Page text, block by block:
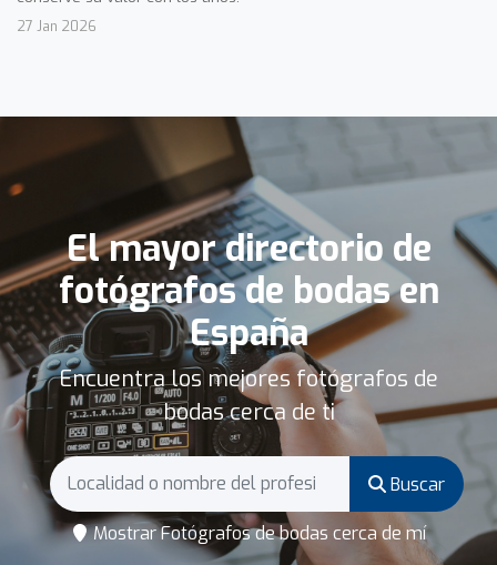
27 Jan 2026
El mayor directorio de
fotógrafos de bodas en
España
Encuentra los mejores fotógrafos de
bodas cerca de ti
Buscar
Mostrar Fotógrafos de bodas cerca de mí